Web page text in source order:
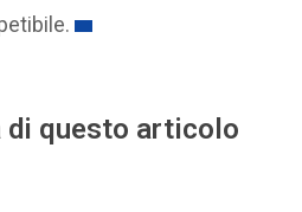
di questo articolo